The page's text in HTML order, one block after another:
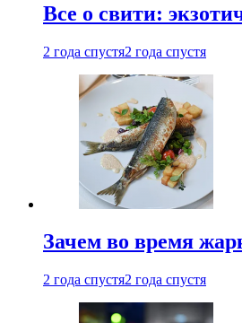
Все о свити:
2 года спустя2 года спустя
Зачем во время
2 года спустя2 года спустя